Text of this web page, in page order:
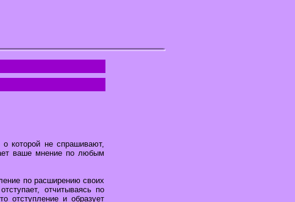
которой не спрашивают,
ваше мнение по любым
по расширению своих
отчитываясь по
отступление и образует